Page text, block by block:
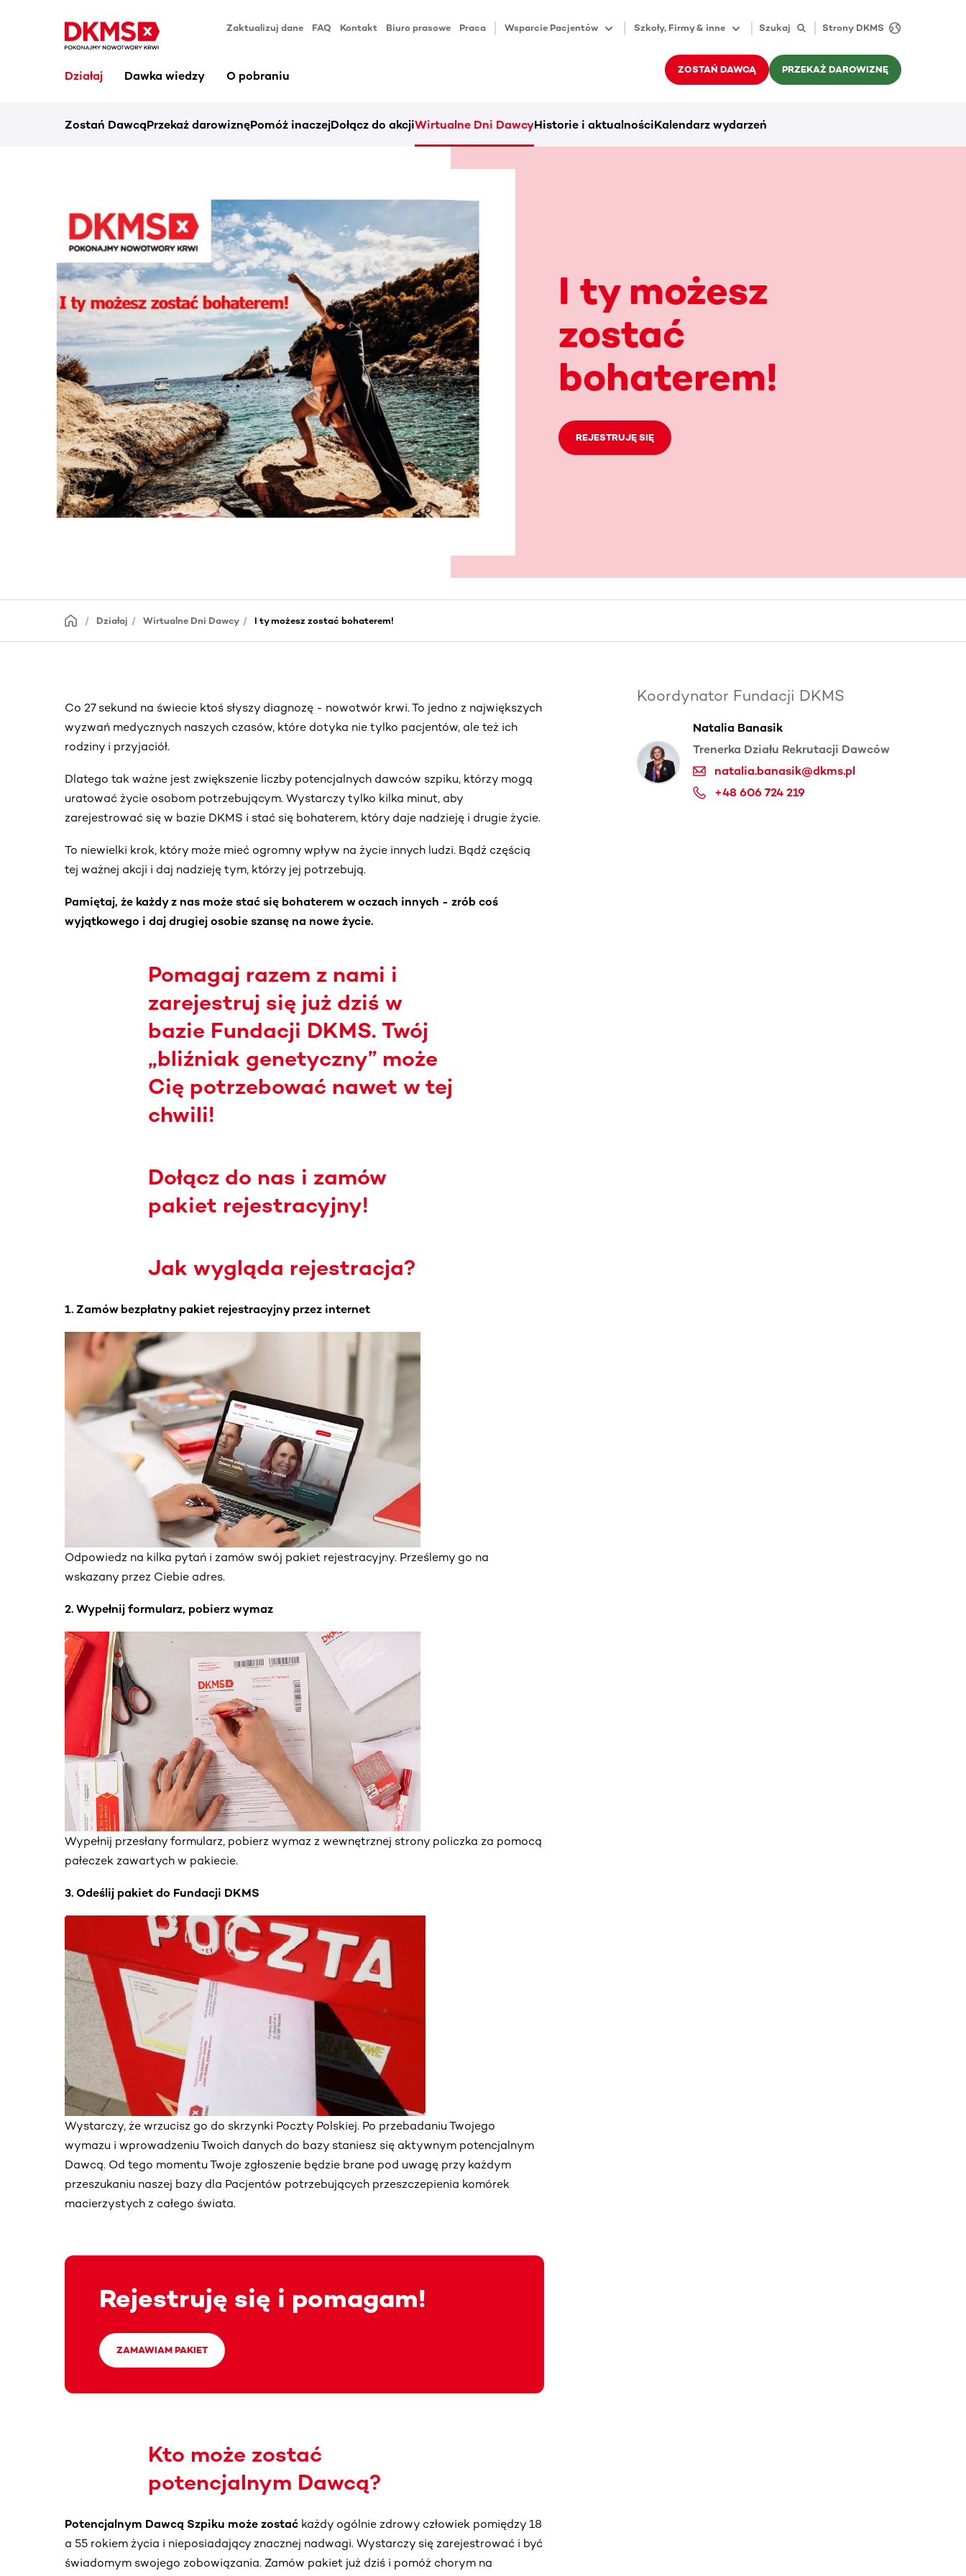
Zaktualizuj dane FAQ Kontakt Biuro prasowe Praca Wsparcie Pacjentów Szkoły, Firmy & inne Szukaj Strony DKMS
Działaj Dawka wiedzy O pobraniu ZOSTAŃ DAWCĄ PRZEKAŻ DAROWIZNĘ
Zostań DawcąPrzekaż darowiznęPomóż inaczejDołącz do akcjiWirtualne Dni DawcyHistorie i aktualnościKalendarz wydarzeń
I ty możesz
zostać
bohaterem!
REJESTRUJĘ SIĘ
Działaj Wirtualne Dni Dawcy I ty możesz zostać bohaterem!
Co 27 sekund na świecie ktoś słyszy diagnozę - nowotwór krwi. To jedno z największych
wyzwań medycznych naszych czasów, które dotyka nie tylko pacjentów, ale też ich
rodziny i przyjaciół.
Dlatego tak ważne jest zwiększenie liczby potencjalnych dawców szpiku, którzy mogą
uratować życie osobom potrzebującym. Wystarczy tylko kilka minut, aby
zarejestrować się w bazie DKMS i stać się bohaterem, który daje nadzieję i drugie życie.
To niewielki krok, który może mieć ogromny wpływ na życie innych ludzi. Bądź częścią
tej ważnej akcji i daj nadzieję tym, którzy jej potrzebują.
Pamiętaj, że każdy z nas może stać się bohaterem w oczach innych - zrób coś
wyjątkowego i daj drugiej osobie szansę na nowe życie.
Pomagaj razem z nami i
zarejestruj się już dziś w
bazie Fundacji DKMS. Twój
„bliźniak genetyczny” może
Cię potrzebować nawet w tej
chwili!
Dołącz do nas i zamów
pakiet rejestracyjny!
Jak wygląda rejestracja?
1. Zamów bezpłatny pakiet rejestracyjny przez internet
Odpowiedz na kilka pytań i zamów swój pakiet rejestracyjny. Prześlemy go na
wskazany przez Ciebie adres.
2. Wypełnij formularz, pobierz wymaz
Wypełnij przesłany formularz, pobierz wymaz z wewnętrznej strony policzka za pomocą
pałeczek zawartych w pakiecie.
3. Odeślij pakiet do Fundacji DKMS
Wystarczy, że wrzucisz go do skrzynki Poczty Polskiej. Po przebadaniu Twojego
wymazu i wprowadzeniu Twoich danych do bazy staniesz się aktywnym potencjalnym
Dawcą. Od tego momentu Twoje zgłoszenie będzie brane pod uwagę przy każdym
przeszukaniu naszej bazy dla Pacjentów potrzebujących przeszczepienia komórek
macierzystych z całego świata.
Rejestruję się i pomagam!
ZAMAWIAM PAKIET
Kto może zostać
potencjalnym Dawcą?
Potencjalnym Dawcą Szpiku może zostać każdy ogólnie zdrowy człowiek pomiędzy 18
a 55 rokiem życia i nieposiadający znacznej nadwagi. Wystarczy się zarejestrować i być
świadomym swojego zobowiązania. Zamów pakiet już dziś i pomóż chorym na
Koordynator Fundacji DKMS
Natalia Banasik
Trenerka Działu Rekrutacji Dawców
natalia.banasik@dkms.pl
+48 606 724 219